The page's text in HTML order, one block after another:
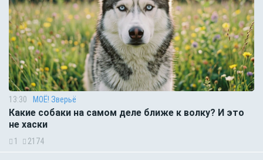
13:30 МОЁ! Зверьё
Какие собаки на самом деле ближе к волку? И это
не хаски
1 2174